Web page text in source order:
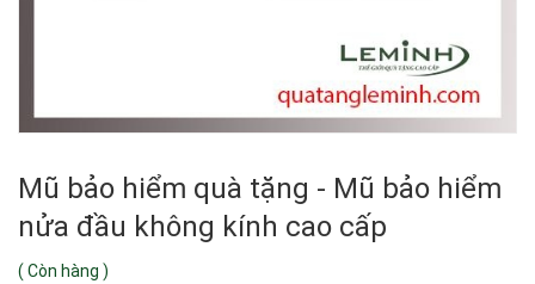
Mũ bảo hiểm quà tặng - Mũ bảo hiểm
nửa đầu không kính cao cấp
( Còn hàng )